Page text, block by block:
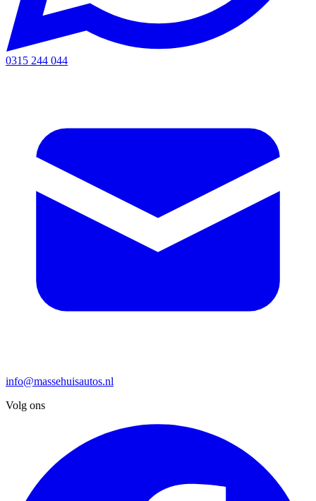
0315 244 044
info@massehuisautos.nl
Volg ons